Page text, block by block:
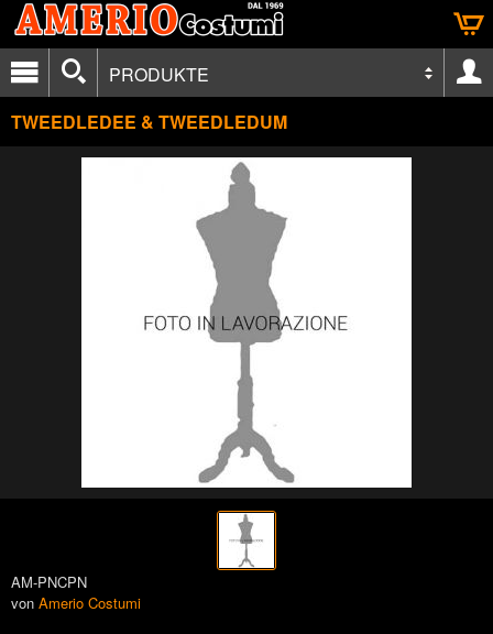
PRODUKTE
TWEEDLEDEE & TWEEDLEDUM
AM-PNCPN
von Amerio Costumi